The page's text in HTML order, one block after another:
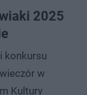
2025
konkursu
w
Kultury